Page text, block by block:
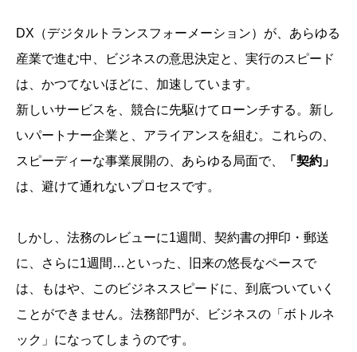
DX（デジタルトランスフォーメーション）が、あらゆる
産業で進む中、ビジネスの意思決定と、実行のスピード
は、かつてないほどに、加速しています。
新しいサービスを、競合に先駆けてローンチする。新し
いパートナー企業と、アライアンスを組む。これらの、
スピーディーな事業展開の、あらゆる局面で、
「契約」
は、避けて通れないプロセスです。
しかし、法務のレビューに1週間、契約書の押印・郵送
に、さらに1週間…といった、旧来の悠長なペースで
は、もはや、このビジネススピードに、到底ついていく
ことができません。法務部門が、ビジネスの「ボトルネ
ック」になってしまうのです。